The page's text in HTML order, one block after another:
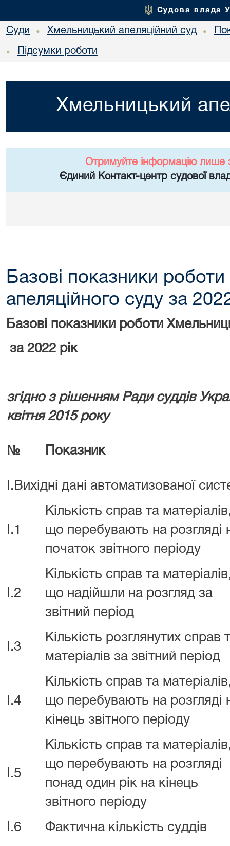
Судова влада
Суди • Хмельницький апеляційний суд •
• Підсумки роботи
Хмельницький
Отримуйте інформацію лише
Єдиний Контакт-центр судової
Базові показники
апеляційного суду за
Базові показники роботи
за 2022 рік
згідно з рішенням Ради суддів
квітня 2015 року
№ Показник
I.Вихідні дані автоматизованої
I.1
Кількість справ та
що перебувають на розгляді
початок звітного періоду
I.2
Кількість справ та
що надійшли на розгляд за
звітний період
I.3
Кількість розглянутих справ
матеріалів за звітний період
I.4
Кількість справ та
що перебувають на розгляді
кінець звітного періоду
I.5
Кількість справ та
що перебувають на розгляді
понад один рік на кінець
звітного періоду
I.6 Фактична кількість суддів